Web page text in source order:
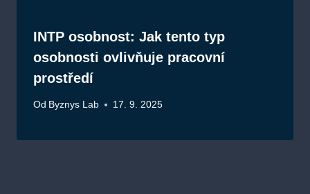
INTP osobnost: Jak tento typ
osobnosti ovlivňuje pracovní
prostředí
Od Byznys Lab 17. 9. 2025